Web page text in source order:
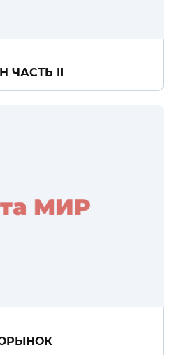
ЧАСТЬ II